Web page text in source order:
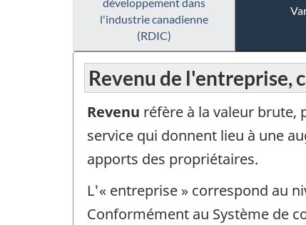
l'industrie canadienne
(RDIC)
Revenu de l'entreprise,
Revenu réfère à la valeur brute,
service qui donnent lieu à une
apports des propriétaires.
L'« entreprise » correspond au
Conformément au Système de